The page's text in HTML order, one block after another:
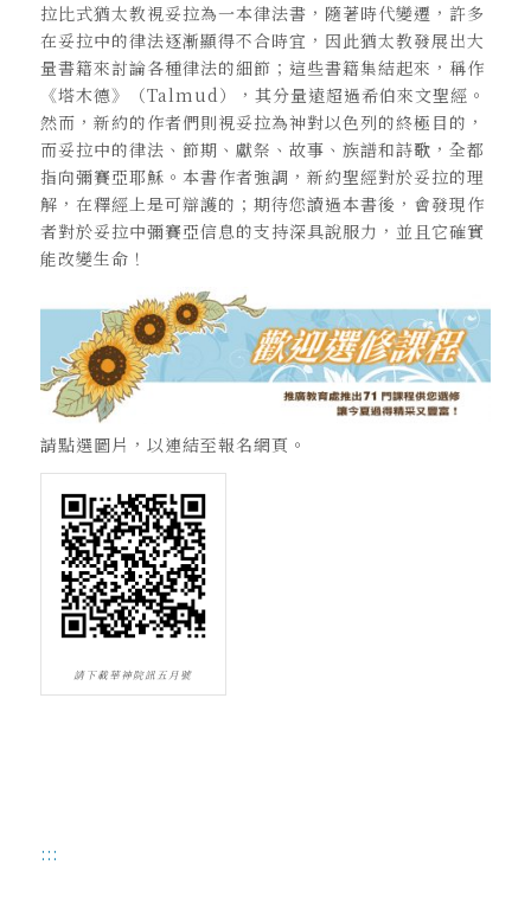
拉比式猶太教視妥拉為一本律法書，隨著時代變遷，許多
在妥拉中的律法逐漸顯得不合時宜，因此猶太教發展出大
量書籍來討論各種律法的細節；這些書籍集結起來，稱作
《塔木德》（Talmud），其分量遠超過希伯來文聖經。
然而，新約的作者們則視妥拉為神對以色列的終極目的，
而妥拉中的律法、節期、獻祭、故事、族譜和詩歌，全都
指向彌賽亞耶穌。本書作者強調，新約聖經對於妥拉的理
解，在釋經上是可辯護的；期待您讀過本書後，會發現作
者對於妥拉中彌賽亞信息的支持深具說服力，並且它確實
能改變生命！
請點選圖片，以連結至報名網頁。
請下載華神院訊五月號
:::